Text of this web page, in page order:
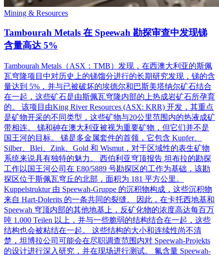
Mining & Resources
Tambourah Metals 在 Speewah 勘探审查中发现锑
含量高达 5%
Tambourah Metals（ASX：TMB）发现，在西澳大利亚的斯佩
瓦穹隆项目中对历史上的锑馏分进行的长期研究发现，锑的含
量达到 5%，并与已被破坏的埃德尔和巴斯美塔纳尔矿石结合
在一起，这些矿石是由斯佩瓦穹隆内部的上热成岩矿石所孕育
的。 该项目由King River Resources (ASX: KRR) 开发，其重点
是矿物开采的不同类型，这些矿物与20公里范围内的热液成矿
带相连。 锑和砷在澳大利亚被视为重要矿物，但它们并不是
国王河的目标。 锑是多金属套件的首领，它包含 Kupfer、
Silber、Blei、Zink、Gold 和 Wismut，对于区域性的表生矿物
系统来说具有独特的魅力。 西伯利亚穹顶报告 坦布拉的勘探
工作以国王河公司在 E80/5889 号勘探区的工作为基础，该勘
探区位于斯佩瓦穹丘的北部，面积为 181 平方公里。
Kuppelstruktur 由 Speewah-Gruppe 的沉积物构成，这些沉积物
来自 Hart-Dolerits 的一条共同的裂缝。 因此，在卡托西地基和
Speewah 穹顶内部的其他地基上，反矿化物的浓度高达每百万
吨 1.000 Teilen 以上，并与一些脆弱的结构结合在一起，这些
结构也会被粘结在一起。 这些结构的大小和连续性尚不清
楚，坦博拉公司可能会在尽职调查范围内对 Speewah-Projekts
的设计进行深入研究，并在现场进行测试。 氟含量 Speewah-